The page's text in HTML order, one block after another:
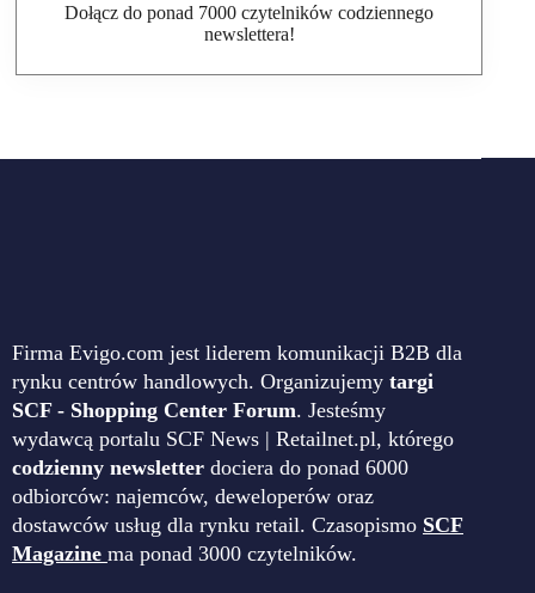
Dołącz do ponad 7000 czytelników codziennego
newslettera!
Firma Evigo.com jest liderem komunikacji B2B dla
rynku centrów handlowych. Organizujemy targi
SCF - Shopping Center Forum. Jesteśmy
wydawcą portalu SCF News | Retailnet.pl, którego
codzienny newsletter dociera do ponad 6000
odbiorców: najemców, deweloperów oraz
dostawców usług dla rynku retail. Czasopismo SCF
Magazine ma ponad 3000 czytelników.